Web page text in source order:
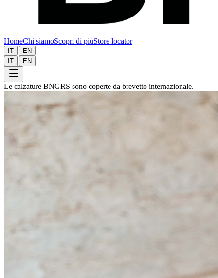
HomeChi siamoScopri di piùStore locator
IT |
EN
IT | EN
Le calzature BNGRS sono coperte da brevetto internazionale.